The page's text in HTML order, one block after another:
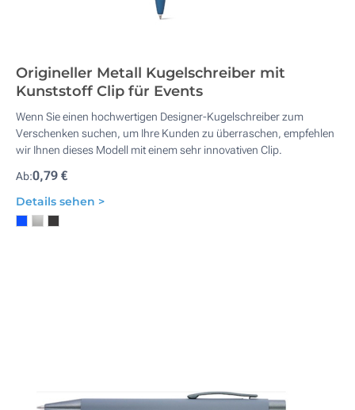
Origineller Metall Kugelschreiber mit
Kunststoff Clip für Events
Wenn Sie einen hochwertigen Designer-Kugelschreiber zum
Verschenken suchen, um Ihre Kunden zu überraschen, empfehlen
wir Ihnen dieses Modell mit einem sehr innovativen Clip.
Ab:0,79 €
Details sehen >